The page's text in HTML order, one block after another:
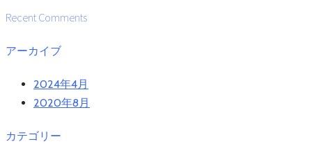
Recent Comments
アーカイブ
2024年4月
2020年8月
カテゴリー